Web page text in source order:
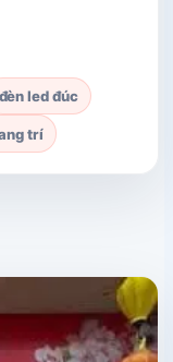
đèn led đúc
trí